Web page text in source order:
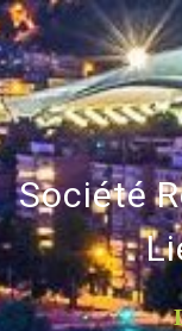
Société